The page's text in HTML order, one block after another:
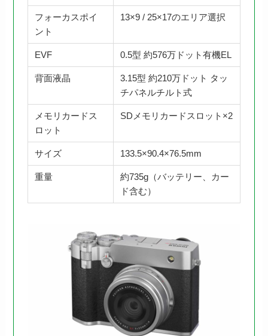
フォーカスポイ
ント
13×9 / 25×17のエリア選択
EVF 0.5型 約576万ドット有機EL
背面液晶
3.15型 約210万ドット タッ
チパネルチルト式
メモリカードス
ロット
SDメモリカードスロット×2
サイズ 133.5×90.4×76.5mm
重量
約735g（バッテリー、カー
ド含む）